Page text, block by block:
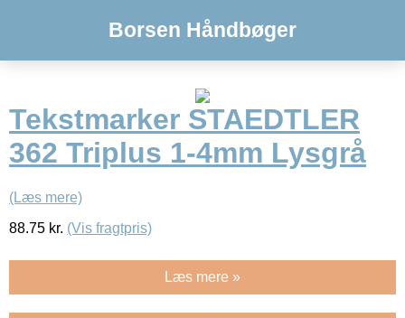
Borsen Håndbøger
Tekstmarker STAEDTLER
362 Triplus 1-4mm Lysgrå
(Læs mere)
88.75 kr. (Vis fragtpris)
Læs mere »